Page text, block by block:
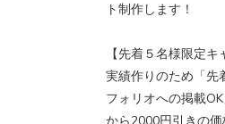
ト制作します！
【先着５名様限定キ
実績作りのため「先
フォリオへの掲載